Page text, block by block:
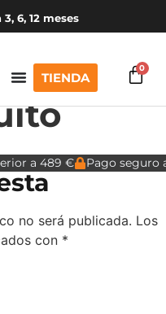
3, 6, 12 meses
TIENDA
0
a 489 € Pago seguro
no será publicada. Los
con *